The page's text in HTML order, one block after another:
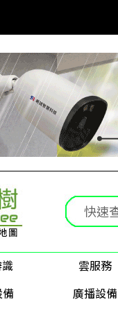
雲服務
廣播設備